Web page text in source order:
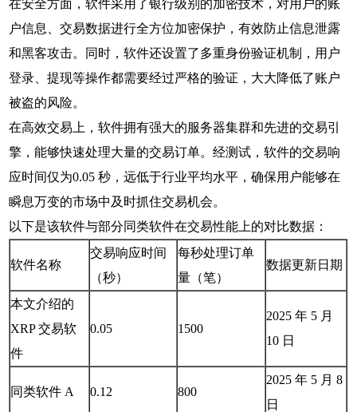
在安全方面，软件采用了银行级别的加密技术，对用户的账
户信息、交易数据进行全方位加密保护，有效防止信息泄露
和黑客攻击。同时，软件还设置了多重身份验证机制，用户
登录、提现等操作都需要经过严格的验证，大大降低了账户
被盗的风险。
在高效交易上，软件拥有强大的服务器集群和先进的交易引
擎，能够快速处理大量的交易订单。经测试，软件的交易响
应时间仅为0.05 秒，远低于行业平均水平，确保用户能够在
瞬息万变的市场中及时抓住交易机会。
以下是该软件与部分同类软件在交易性能上的对比数据：
软件名称
交易响应时间
（秒）
每秒处理订单
量（笔）
数据更新日期
本文介绍的
XRP 交易软
件
0.05 1500
2025 年 5 月
10 日
同类软件 A 0.12 800
2025 年 5 月 8
日